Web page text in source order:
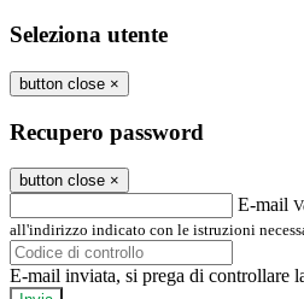
Seleziona utente
button close ×
Recupero password
button close ×
E-mail
all'indirizzo indicato con le istruzioni
E-mail inviata, si prega di controllare